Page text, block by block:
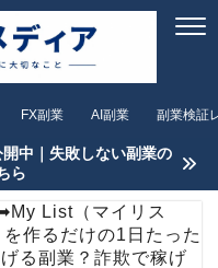
FX副業 AI副業 副業検証
開中｜失敗しない副業の
ら
My List（マイリス
作るだけの1日たった
る副業？詐欺で稼げ